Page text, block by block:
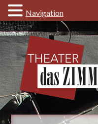
Navigation